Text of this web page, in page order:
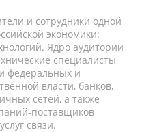
и сотрудники одной
экономики:
Ядро аудитории
специалисты
федеральных и
власти, банков,
сетей, а также
поставщиков
связи.